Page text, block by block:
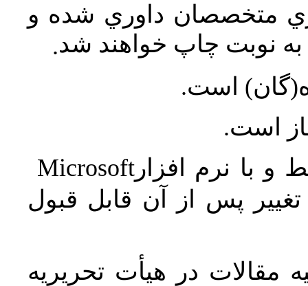
متخصصان داوري شده و
نوبت چاپ خواهند شد.
است.
است.
و با نرم افزارMicrosoft
پس از آن قابل قبول
مقالات در هیأت تحریریه